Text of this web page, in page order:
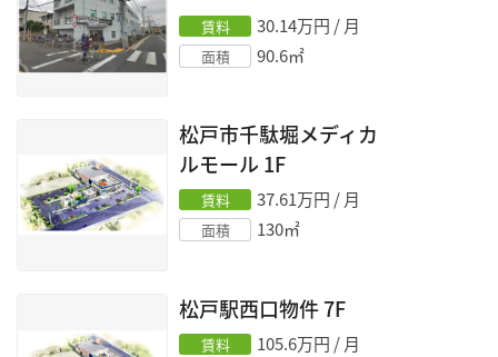
賃料 30.14万円 / 月
面積 90.6㎡
松戸市千駄堀メディカ
ルモール 1F
賃料 37.61万円 / 月
面積 130㎡
松戸駅西口物件7F
賃料 105.6万円 / 月